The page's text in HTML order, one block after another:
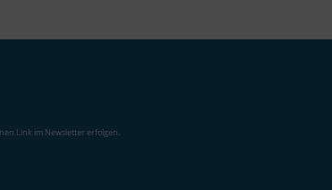
Link im Newsletter erfolgen.